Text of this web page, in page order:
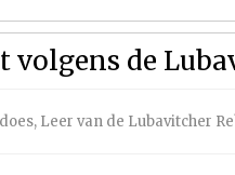
volgens de
, Leer van de Lubavitcher